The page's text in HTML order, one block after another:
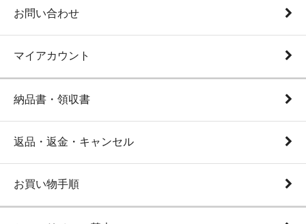
お問い合わせ
マイアカウント
納品書・領収書
返品・返金・キャンセル
お買い物手順